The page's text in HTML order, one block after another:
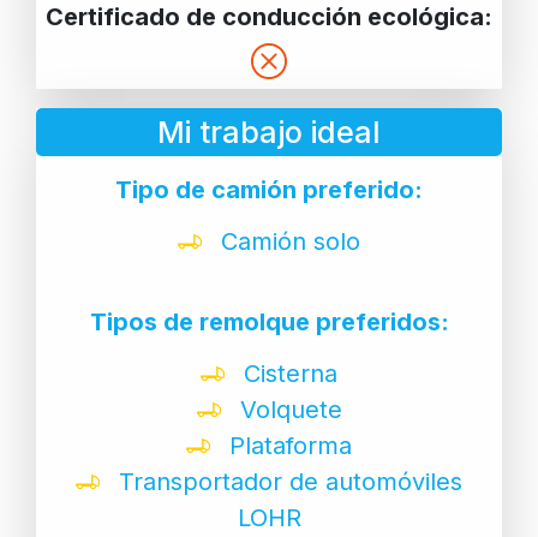
Certificado de conducción ecológica:
Mi trabajo ideal
Tipo de camión preferido:
Camión solo
Tipos de remolque preferidos:
Cisterna
Volquete
Plataforma
Transportador de automóviles
LOHR